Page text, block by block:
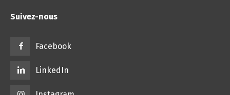
Suivez-nous
Facebook
LinkedIn